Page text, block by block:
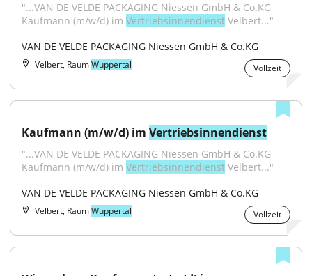
"...VAN DE VELDE PACKAGING Niessen GmbH & Co.KG
Kaufmann (m/w/d) im Vertriebsinnendienst Velbert..."
VAN DE VELDE PACKAGING Niessen GmbH & Co.KG
Velbert, RaumWuppertal Vollzeit
Kaufmann (m/w/d) im Vertriebsinnendienst
"...VAN DE VELDE PACKAGING Niessen GmbH & Co.KG
Kaufmann (m/w/d) im Vertriebsinnendienst Velbert..."
VAN DE VELDE PACKAGING Niessen GmbH & Co.KG
Velbert, RaumWuppertal Vollzeit